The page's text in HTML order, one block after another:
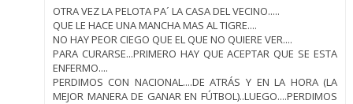
OTRA VEZ LA PELOTA PA´ LA CASA DEL VECINO.....
QUE LE HACE UNA MANCHA MAS AL TIGRE....
NO HAY PEOR CIEGO QUE EL QUE NO QUIERE VER....
PARA CURARSE...PRIMERO HAY QUE ACEPTAR QUE SE ESTA
ENFERMO....
PERDIMOS CON NACIONAL....DE ATRÁS Y EN LA HORA (LA
MEJOR MANERA DE GANAR EN FÚTBOL)..LUEGO....PERDIMOS